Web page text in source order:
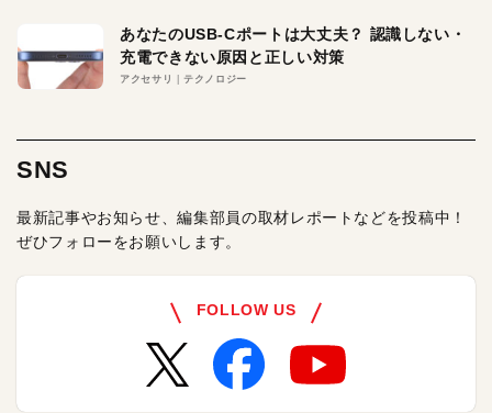
あなたのUSB-Cポートは大丈夫？ 認識しない・
充電できない原因と正しい対策
アクセサリ テクノロジー
SNS
最新記事やお知らせ、編集部員の取材レポートなどを投稿中！
ぜひフォローをお願いします。
FOLLOW US